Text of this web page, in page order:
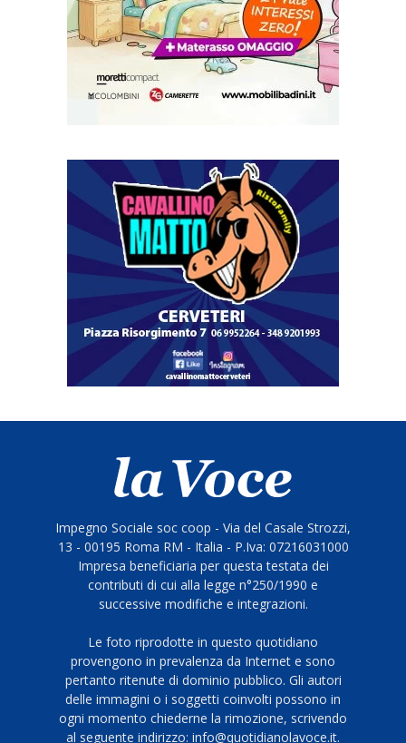
Impegno Sociale soc coop - Via del Casale Strozzi,
13 - 00195 Roma RM - Italia - P.Iva: 07216031000
Impresa beneficiaria per questa testata dei
contributi di cui alla legge n°250/1990 e
successive modifiche e integrazioni.
Le foto riprodotte in questo quotidiano
provengono in prevalenza da Internet e sono
pertanto ritenute di dominio pubblico. Gli autori
delle immagini o i soggetti coinvolti possono in
ogni momento chiederne la rimozione, scrivendo
al seguente indirizzo: info@quotidianolavoce.it.